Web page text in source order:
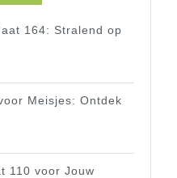
164: Stralend op
Meisjes: Ontdek
110 voor Jouw